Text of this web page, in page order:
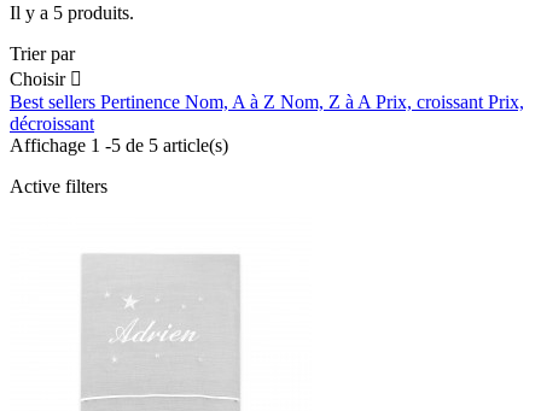
Il y a 5 produits.
Trier par
Choisir 
Best sellers Pertinence Nom, A à Z Nom, Z à A Prix, croissant Prix,
décroissant
Affichage 1 -5 de 5 article(s)
Active filters